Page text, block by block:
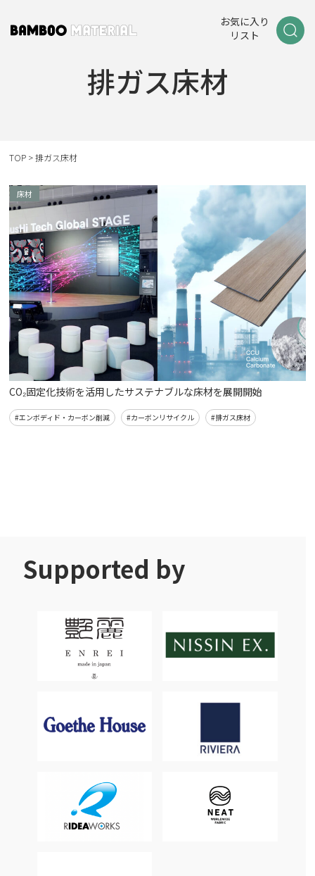
お気に入り
リスト
排ガス床材
TOP >排ガス床材
床材
CO₂固定化技術を活用したサステナブルな床材を展開開始
#エンボディド・カーボン削減 #カーボンリサイクル #排ガス床材
Supported by